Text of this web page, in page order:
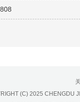
(C) 2025 CHENGDU